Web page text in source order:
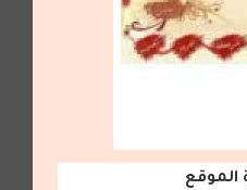
الموقع